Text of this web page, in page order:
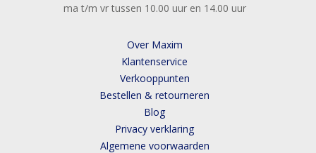
ma t/m vr tussen 10.00 uur en 14.00 uur
Over Maxim
Klantenservice
Verkooppunten
Bestellen & retourneren
Blog
Privacy verklaring
Algemene voorwaarden